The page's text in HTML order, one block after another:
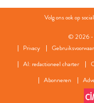
Volg ons ook op
© 2026 -
Privacy
AI: redactioneel charter
Abonneren